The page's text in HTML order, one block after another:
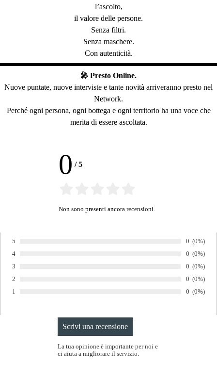
l’ascolto,
il valore delle persone.
Senza filtri.
Senza maschere.
Con autenticità.
🎤 Presto Online.
Nuove puntate, nuove interviste e tante novità arriveranno presto nel
Network.
Perché ogni persona, ogni bottega e ogni territorio ha una voce che
merita di essere ascoltata.
0 /5
Non sono presenti ancora recensioni.
5 Numero di
0 (0%)
4 Numero di
0 (0%)
3 Numero di
0 (0%)
2 Numero di
0 (0%)
1 Numero di
0 (0%)
La tua opinione è importante per noi e
ci aiuta a migliorare il servizio.